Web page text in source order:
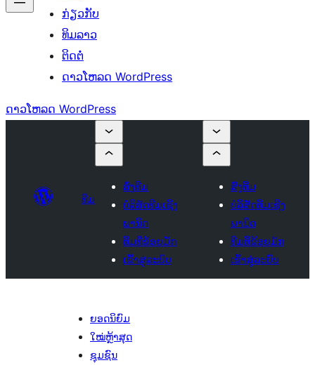
ກ່ຽວກັບ
ທິມລາວ
ຕິດຕໍ່
ດາວໂຫລດ WordPress
ດາວໂຫລດ WordPress
ທີມ
ສົ່ງທີມ
ບໍລິສັດທີມເຊີງ
ພານິດ
ທີມທີ່ຂ້ອຍມັກ
ເຂົ້າສູ່ລະບົບ
ສົ່ງທີມ
ບໍລິສັດທີມເຊີງ
ພານິດ
ທີມທີ່ຂ້ອຍມັກ
ເຂົ້າສູ່ລະບົບ
ຍອດນິຍົມ
ໃໝ່ຫຼ້າສຸດ
ຊຸມຊົນ